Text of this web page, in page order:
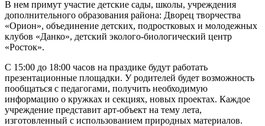
В нем примут участие детские сады, школы, учреждения
дополнительного образования района: Дворец творчества
«Орион», объединение детских, подростковых и молодежных
клубов «Данко», детский эколого-биологический центр
«Росток».
С 15:00 до 18:00 часов на праздике будут работать
презентационные площадки. У родителей будет возможность
пообщаться с педагогами, получить необходимую
информацию о кружках и секциях, новых проектах. Каждое
учреждение представит арт-объект на тему лета,
изготовленный с использованием природных материалов.